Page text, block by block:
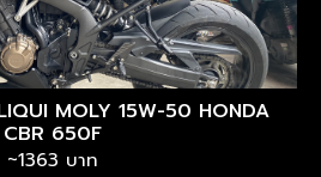
MOLY 15W-50 HONDA
CBR 650F
~1363 บาท